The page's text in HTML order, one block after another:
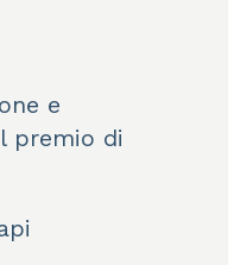
e
premio di